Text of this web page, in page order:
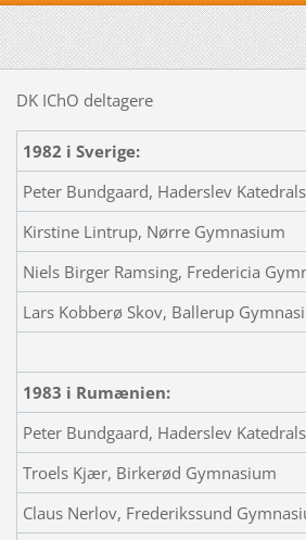
DK IChO deltagere
1982 i Sverige:
Peter Bundgaard, Haderslev
Kirstine Lintrup, Nørre Gymnasium
Niels Birger Ramsing, Fredericia
Lars Kobberø Skov, Ballerup
1983 i Rumænien:
Peter Bundgaard, Haderslev
Troels Kjær, Birkerød Gymnasium
Claus Nerlov, Frederikssund